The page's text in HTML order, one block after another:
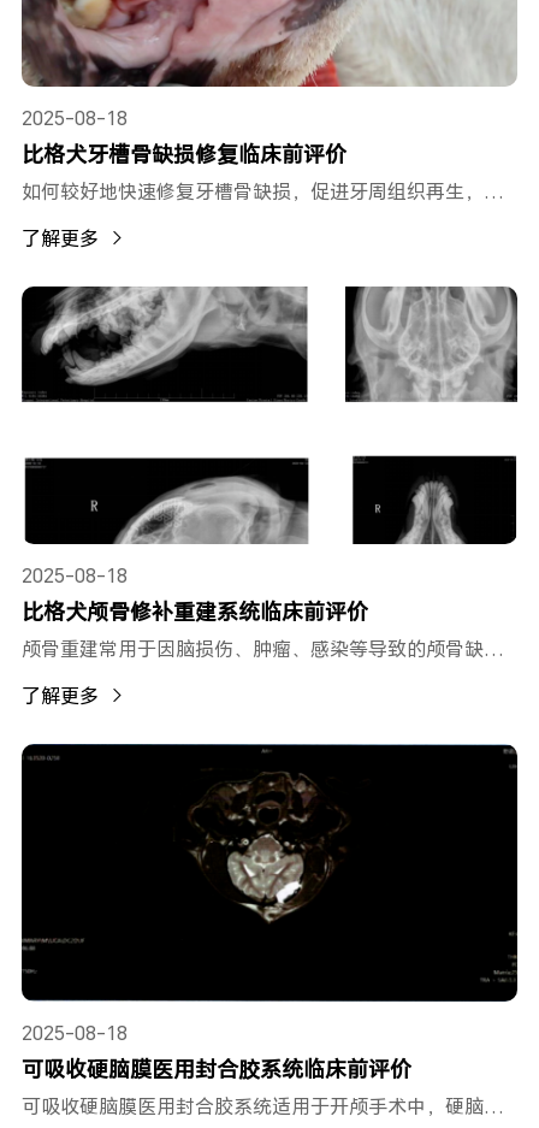
2025-08-18
比格犬牙槽骨缺损修复临床前评价
如何较好地快速修复牙槽骨缺损，促进牙周组织再生，减少失牙或为种植牙提供有力的牙槽骨环境，一直是口腔临床关注的焦点。
了解更多
2025-08-18
比格犬颅骨修补重建系统临床前评价
颅骨重建常用于因脑损伤、肿瘤、感染等导致的颅骨缺损。长期缺损不仅影响外观，还可能导致神经问题和脑部血流减少。
了解更多
2025-08-18
可吸收硬脑膜医用封合胶系统临床前评价
可吸收硬脑膜医用封合胶系统适用于开颅手术中，硬脑膜缝合部位的辅助封合，防止脑脊液渗漏。